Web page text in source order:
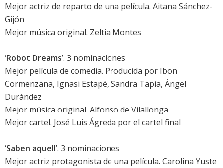
Mejor actriz de reparto de una película. Aitana Sánchez-
Gijón
Mejor música original. Zeltia Montes
‘Robot Dreams’. 3 nominaciones
Mejor película de comedia. Producida por Ibon
Cormenzana, Ignasi Estapé, Sandra Tapia, Ángel
Durández
Mejor música original. Alfonso de Vilallonga
Mejor cartel. José Luis Ágreda por el cartel final
‘Saben aquell’. 3 nominaciones
Mejor actriz protagonista de una película. Carolina Yuste